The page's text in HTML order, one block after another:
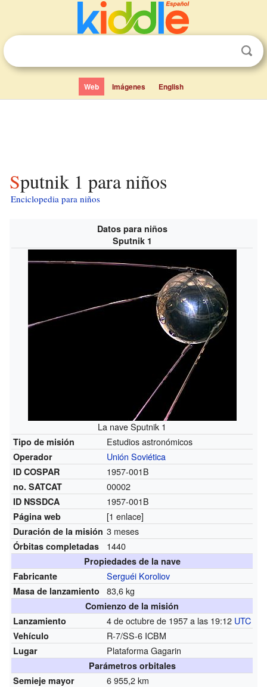
Web Imágenes English
Sputnik 1 para niños
Enciclopedia para niños
Datos para niños
Sputnik 1
La nave Sputnik 1
Tipo de misión Estudios astronómicos
Operador Unión Soviética
ID COSPAR 1957-001B
no. SATCAT 00002
ID NSSDCA 1957-001B
Página web [1 enlace]
Duración de la misión 3 meses
Órbitas completadas 1440
Propiedades de la nave
Fabricante
Serguéi Koroliov
Masa de lanzamiento 83,6 kg
Comienzo de la misión
Lanzamiento
4 de octubre de 1957 a las 19:12 UTC
Vehículo R-7/SS-6 ICBM
Lugar Plataforma Gagarin
Parámetros orbitales
Semieje mayor
6 955,2 km